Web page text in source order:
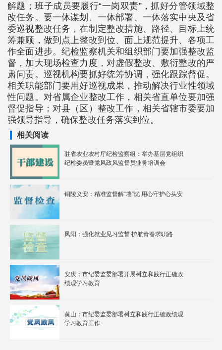
解题；班子成员要履行“一岗双责”，抓好分管领域整
改任务。要一体谋划、一体部署、一体落实中央及省
委巡视整改任务，在制定整改措施、路径、目标上统
筹兼顾，做到点上整改到位、面上规范提升、各项工
作全面进步。纪检监察机关和组织部门要加强整改监
督，加大现场检查力度，对虚假整改、敷衍整改的严
肃问责。巡视机构要抓好统筹协调，强化跟踪督促。
相关职能部门要用好巡视成果，推动解决行业性领域
性问题。对省属企业整改工作，相关省直单位要加强
督促指导；对县（区）整改工作，相关省辖市委要加
强领导指导，确保整改任务落实到位。
相关阅读
驻省农业农村厅纪检监察组：举办基层党组织
纪检委员暨党风政风监督员业务培训会
铜陵义安：精准监督解“墙”忧 用心守护心头安
凤阳：强化就业见习监督 护航青春求职路
安庆：市纪委监委部署开展树立和践行正确政
绩观学习教育
黄山：市纪委监委部署树立和践行正确政绩观
学习教育工作